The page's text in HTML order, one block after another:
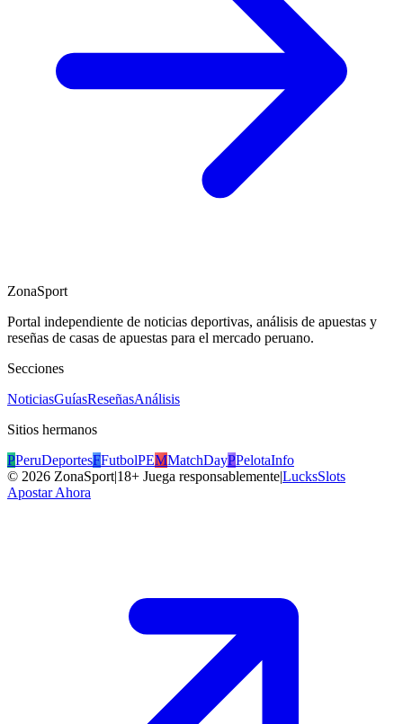
ZonaSport
Portal independiente de noticias deportivas, análisis de apuestas y
reseñas de casas de apuestas para el mercado peruano.
Secciones
NoticiasGuíasReseñasAnálisis
Sitios hermanos
PPeruDeportesFFutbolPEMMatchDayPPelotaInfo
© 2026 ZonaSport|18+ Juega responsablemente|LucksSlots
Apostar Ahora